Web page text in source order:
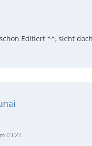
Editiert ^^, sieht
03:22